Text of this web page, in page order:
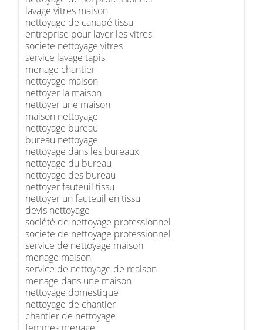
lavage vitres maison
nettoyage de canapé tissu
entreprise pour laver les vitres
societe nettoyage vitres
service lavage tapis
menage chantier
nettoyage maison
nettoyer la maison
nettoyer une maison
maison nettoyage
nettoyage bureau
bureau nettoyage
nettoyage dans les bureaux
nettoyage du bureau
nettoyage des bureau
nettoyer fauteuil tissu
nettoyer un fauteuil en tissu
devis nettoyage
société de nettoyage professionnel
societe de nettoyage professionnel
service de nettoyage maison
menage maison
service de nettoyage de maison
menage dans une maison
nettoyage domestique
nettoyage de chantier
chantier de nettoyage
femmes menage